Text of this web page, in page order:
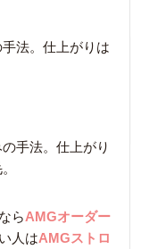
法。仕上がりは
手法。仕上がり
らAMGオーダー
人はAMGストロ